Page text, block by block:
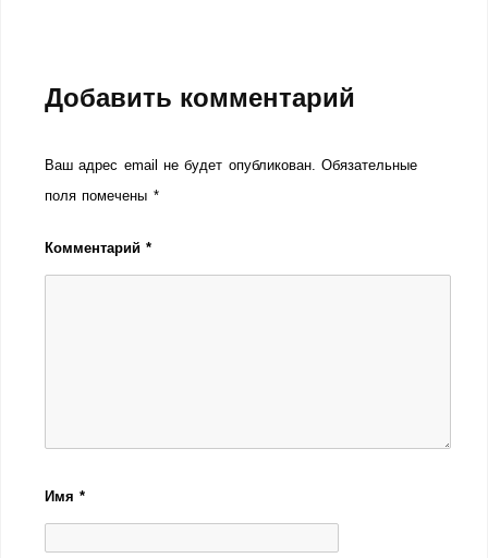
Добавить комментарий
Ваш адрес email не будет опубликован. Обязательные
поля помечены *
Комментарий*
Имя*